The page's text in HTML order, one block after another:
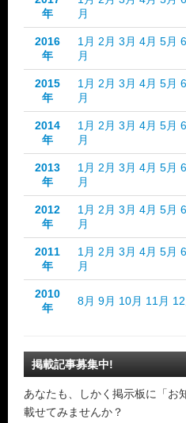
年
月
2016
年
1月 2月 3月 4月 5月
月
2015
年
1月 2月 3月 4月 5月
月
2014
年
1月 2月 3月 4月 5月
月
2013
年
1月 2月 3月 4月 5月
月
2012
年
1月 2月 3月 4月 5月
月
2011
年
1月 2月 3月 4月 5月
月
2010
年
8月 9月 10月 11月
掲載記事募集中!
あなたも、しかく掲示板に「お
載せてみませんか？